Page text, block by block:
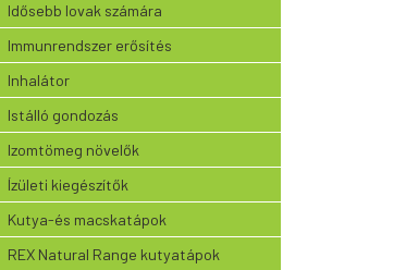
Idősebb lovak számára
Immunrendszer erősítés
Inhalátor
Istálló gondozás
Izomtömeg növelők
Ízületi kiegészítők
Kutya-és macskatápok
REX Natural Range kutyatápok